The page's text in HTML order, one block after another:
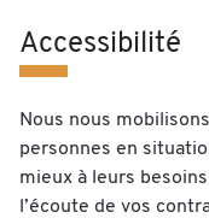
Accessibilité
Nous nous
personnes en
mieux à leurs
l’écoute de vos